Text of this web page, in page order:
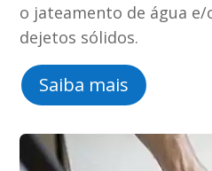
o jateamento de água e/
dejetos sólidos.
Saiba mais